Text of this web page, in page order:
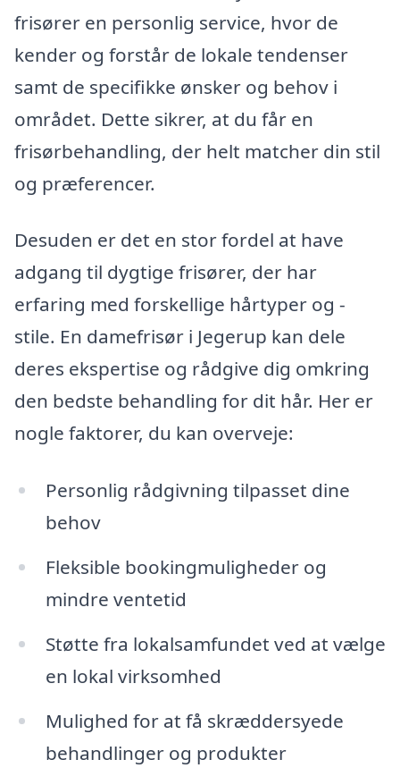
frisører en personlig service, hvor de
kender og forstår de lokale tendenser
samt de specifikke ønsker og behov i
området. Dette sikrer, at du får en
frisørbehandling, der helt matcher din stil
og præferencer.
Desuden er det en stor fordel at have
adgang til dygtige frisører, der har
erfaring med forskellige hårtyper og -
stile. En damefrisør i Jegerup kan dele
deres ekspertise og rådgive dig omkring
den bedste behandling for dit hår. Her er
nogle faktorer, du kan overveje:
Personlig rådgivning tilpasset dine
behov
Fleksible bookingmuligheder og
mindre ventetid
Støtte fra lokalsamfundet ved at vælge
en lokal virksomhed
Mulighed for at få skræddersyede
behandlinger og produkter